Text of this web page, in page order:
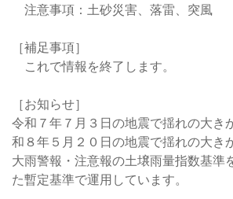
注意事項：土砂災害、落雷、突風
［補足事項］
これで情報を終了します。
［お知らせ］
令和７年７月３日の地震で揺れの大き
和８年５月２０日の地震で揺れの大き
大雨警報・注意報の土壌雨量指数基準
た暫定基準で運用しています。